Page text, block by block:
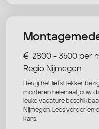
2800 - 3500 per
Regio Nijmegen
Ben jij het liefst lekker
monteren helemaal jouw
leuke vacature
Nijmegen. Lees verder en
kans.